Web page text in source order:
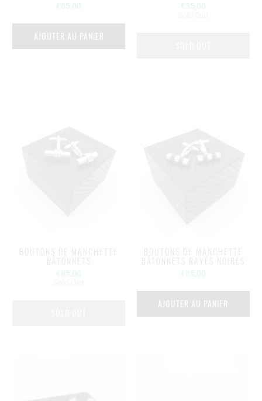
€85,00
AJOUTER AU PANIER
€35,00
BOUTONS DE MANCHETTE
BÂTONNETS
€85,00
BOUTONS DE MANCHETTE
BÂTONNETS RAYÉS NOIRES
€85,00
AJOUTER AU PANIER